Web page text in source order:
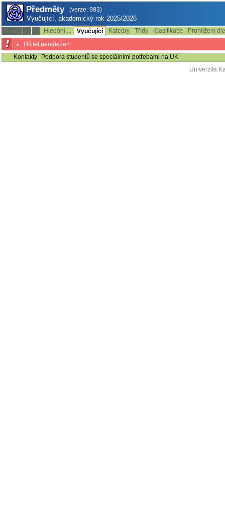
Předměty (verze: 983)
Vyučující, akademický rok 2025/2026
--:-- Hledání ... Vyučující Katedry Třídy Klasifikace
Prohlížení
Učitel nenalezen.
Kontakty
Podpora studentů se speciálními potřebami na UK
Univerzita